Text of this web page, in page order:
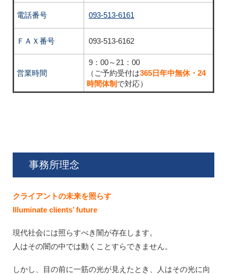
電話番号 093-513-6161
ＦＡＸ番号 093-513-6162
営業時間
9：00～21：00
（ご予約受付は365日年中無休・24
時間体制 で対応）
事務所理念
クライアントの未来を照らす
Illuminate clients’ future
現代社会には照らすべき闇が存在します。
人はその闇の中では動くことすらできません。
しかし、目の前に一筋の光が見えたとき、人はその光に向